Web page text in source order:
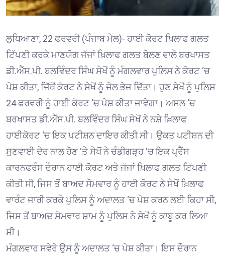
ਲੁਧਿਆਣਾ, 22 ਫਰਵਰੀ (ਪੰਜਾਬ ਮੇਲ)- ਹਾਈ ਕੋਰਟ ਖ਼ਿਲਾਫ ਗਲਤ
ਟਿੱਪਣੀ ਕਰਕੇ ਮਾਣਯੋਗ ਜੱਜਾਂ ਖ਼ਿਲਾਫ ਗਲਤ ਬੋਲਣ ਵਾਲੇ ਬਰਖਾਸਤ
ਡੀ.ਐੱਸ.ਪੀ. ਬਲਵਿੰਦਰ ਸਿੰਘ ਸੇਖੋਂ ਨੂੰ ਮੰਗਲਵਾਰ ਪੁਲਿਸ ਨੇ ਕੋਰਟ ‘ਚ
ਪੇਸ਼ ਕੀਤਾ, ਜਿੱਥੋਂ ਕੋਰਟ ਨੇ ਸੇਖੋਂ ਨੂੰ ਜੇਲ ਭੇਜ ਦਿੱਤਾ। ਹੁਣ ਸੇਖੋਂ ਨੂੰ ਪੁਲਿਸ
24 ਫਰਵਰੀ ਨੂੰ ਹਾਈ ਕੋਰਟ ‘ਚ ਪੇਸ਼ ਕੀਤਾ ਜਾਵੇਗਾ। ਅਸਲ ‘ਚ
ਬਰਖਾਸਤ ਡੀ.ਐੱਸ.ਪੀ. ਬਲਵਿੰਦਰ ਸਿੰਘ ਸੇਖੋਂ ਨੇ ਨਸ਼ੇ ਖ਼ਿਲਾਫ
ਹਾਈਕੋਰਟ ‘ਚ ਇਕ ਪਟੀਸ਼ਨ ਦਾਇਰ ਕੀਤੀ ਸੀ। ਉਕਤ ਪਟੀਸ਼ਨ ਦੀ
ਸੁਣਵਾਈ ਦੇਰ ਨਾਲ ਹੋਣ ‘ਤੇ ਸੇਖੋਂ ਨੇ ਚੰਡੀਗੜ੍ਹ ‘ਚ ਇਕ ਪ੍ਰੈੱਸ
ਕਾਰਨਫਰੰਸ ਦੌਰਾਨ ਹਾਈ ਕੋਰਟ ਅਤੇ ਜੱਜਾਂ ਖ਼ਿਲਾਫ ਗਲਤ ਟਿੱਪਣੀ
ਕੀਤੀ ਸੀ, ਜਿਸ ਤੋਂ ਬਾਅਦ ਸੋਮਵਾਰ ਨੂੰ ਹਾਈ ਕੋਰਟ ਨੇ ਸੇਖੋਂ ਖ਼ਿਲਾਫ
ਵਾਰੰਟ ਜਾਰੀ ਕਰਕੇ ਪੁਲਿਸ ਨੂੰ ਅਦਾਲਤ ‘ਚ ਪੇਸ਼ ਕਰਨ ਲਈ ਕਿਹਾ ਸੀ,
ਜਿਸ ਤੋਂ ਬਾਅਦ ਸੋਮਵਾਰ ਸ਼ਾਮ ਨੂੰ ਪੁਲਿਸ ਨੇ ਸੇਖੋਂ ਨੂੰ ਕਾਬੂ ਕਰ ਲਿਆ
ਸੀ।
ਮੰਗਲਵਾਰ ਸਵੇਰੇ ਉਸ ਨੂੰ ਅਦਾਲਤ ‘ਚ ਪੇਸ਼ ਕੀਤਾ। ਇਸ ਦੌਰਾਨ